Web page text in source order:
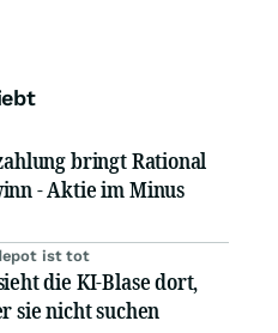
bringt Rational
- Aktie im Minus
ist tot
die KI-Blase dort,
sie nicht suchen